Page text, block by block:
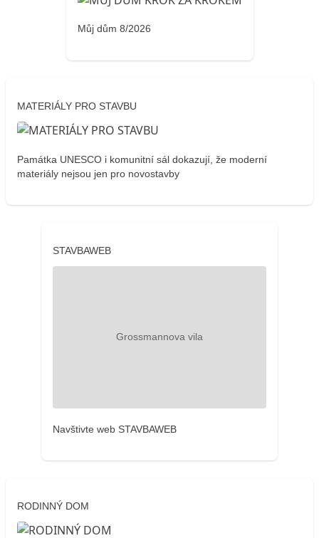
Můj dům 8/2026
MATERIÁLY PRO STAVBU
Památka UNESCO i komunitní sál dokazují, že moderní
materiály nejsou jen pro novostavby
STAVBAWEB
Navštivte web STAVBAWEB
RODINNÝ DOM